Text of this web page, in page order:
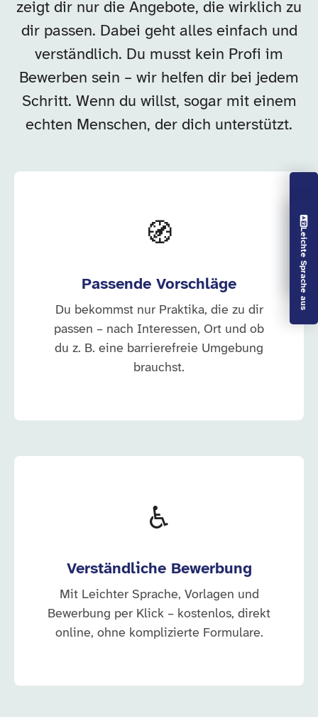
Vorlesen aus
Leichte Sprache aus
zeigt dir nur die Angebote, die wirklich zu
dir passen. Dabei geht alles einfach und
verständlich. Du musst kein Profi im
Bewerben sein – wir helfen dir bei jedem
Schritt. Wenn du willst, sogar mit einem
echten Menschen, der dich unterstützt.
🧭
Passende Vorschläge
Du bekommst nur Praktika, die zu dir
passen – nach Interessen, Ort und ob
du z. B. eine barrierefreie Umgebung
brauchst.
♿
Verständliche Bewerbung
Mit Leichter Sprache, Vorlagen und
Bewerbung per Klick – kostenlos, direkt
online, ohne komplizierte Formulare.